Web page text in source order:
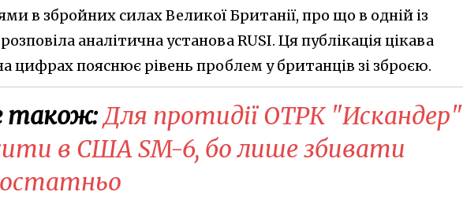
в збройних силах Великої Британії, про що в одній із
аналітична установа RUSI. Ця публікація цікава
цифрах пояснює рівень проблем у британців зі зброєю.
також:Для протидії ОТРК "Искандер"
в США SM-6, бо лише збивати